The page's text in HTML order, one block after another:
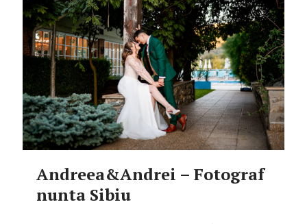
Andreea&Andrei – Fotograf
nunta Sibiu